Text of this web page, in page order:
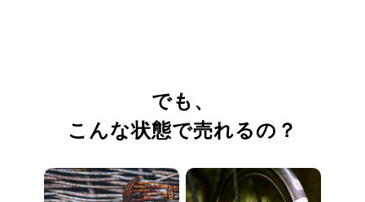
でも、
こんな状態で売れるの？